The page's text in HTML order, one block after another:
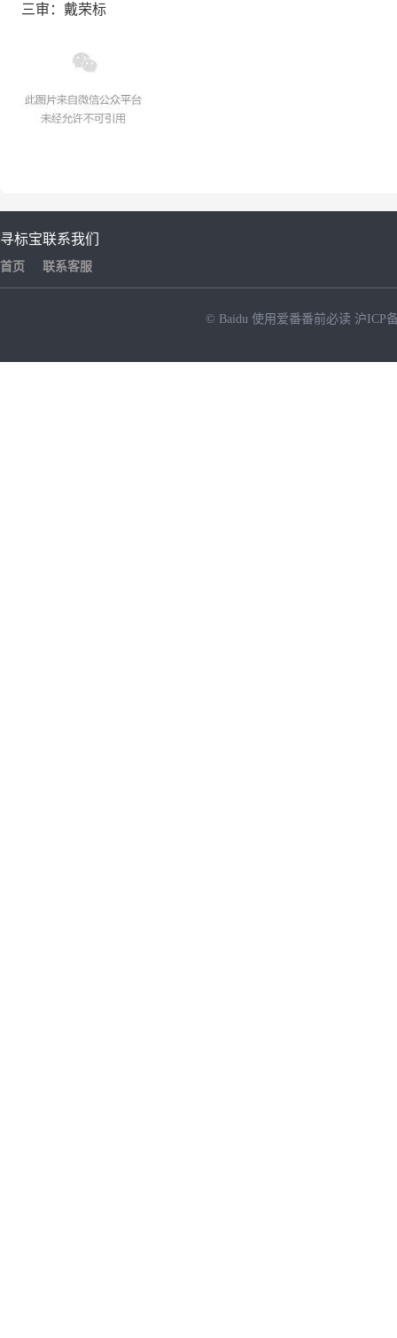
三审：戴荣标
寻标宝
首页
联系我们
联系客服
© Baidu 使用爱番番前必读 沪ICP